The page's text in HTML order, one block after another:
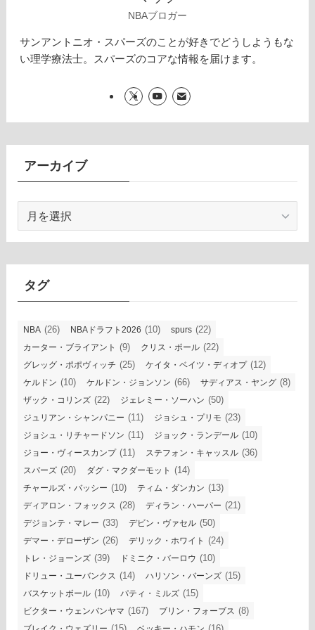
NBAブロガー
サンアントニオ・スパーズのことが好きでどうしようもな
い理学療法士。スパーズのコアな情報を届けます。
アーカイブ
カ
イ
タグ
NBA (26) NBAドラフト2026 (10) spurs (22)
カーター・ブライアント (9) クリス・ポール (22)
グレッグ・ポポヴィッチ (25) ケイタ・ベイツ・ディオプ(12)
ケルドン (10) ケルドン・ジョンソン (66) サディアス・ヤング (8)
ザック・コリンズ (22) ジェレミー・ソーハン (50)
ジュリアン・シャンパニー (11) ジョシュ・プリモ (23)
ジョシュ・リチャードソン (11) ジョック・ランデール (10)
ジョー・ヴィースカンプ(11) ステフォン・キャッスル (36)
スパーズ (20) ダグ・マクダーモット (14)
チャールズ・バッシー (10) ティム・ダンカン (13)
ディアロン・フォックス (28) ディラン・ハーパー (21)
デジョンテ・マレー (33) デビン・ヴァセル (50)
デマー・デローザン (26) デリック・ホワイト (24)
トレ・ジョーンズ (39) ドミニク・バーロウ (10)
ドリュー・ユーバンクス (14) ハリソン・バーンズ (15)
バスケットボール (10) パティ・ミルズ (15)
ビクター・ウェンバンヤマ (167) ブリン・フォーブス (8)